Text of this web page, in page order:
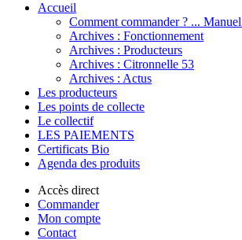
Accueil
Comment commander ? ...
Archives : Fonctionnement
Archives : Producteurs
Archives : Citronnelle 53
Archives : Actus
Les producteurs
Les points de collecte
Le collectif
LES PAIEMENTS
Certificats Bio
Agenda des produits
Accès direct
Commander
Mon compte
Contact